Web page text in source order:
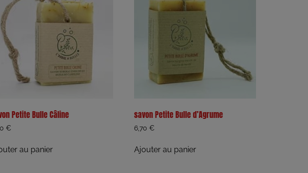
Petite Bulle Câline
€
au panier
savon Petite Bulle d’Agrume
6,70€
Ajouter au panier